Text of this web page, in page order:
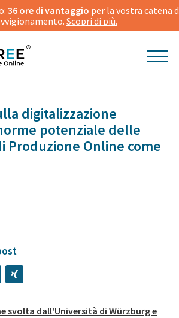
36 ore di vantaggio per la vostra catena
Scopri di più.
digitalizzazione
potenziale delle
Produzione Online come
svolta dall'Università di Würzburg e